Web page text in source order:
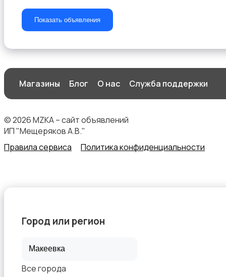
Ремонт техники
Показать объявления
Магазины Блог О нас Служба поддержки
© 2026 MZKA – сайт объявлений
ИП "Мещеряков А.В."
Правила сервиса
Политика конфиденциальности
Город или регион
Все города